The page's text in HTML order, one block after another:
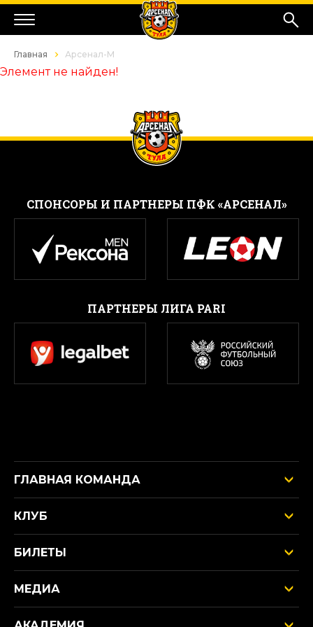
Главная Арсенал-М
Элемент не найден!
CПОНСОРЫ И ПАРТНЕРЫ ПФК «АРСЕНАЛ»
ПАРТНЕРЫ ЛИГА PARI
ГЛАВНАЯ КОМАНДА
КЛУБ
БИЛЕТЫ
МЕДИА